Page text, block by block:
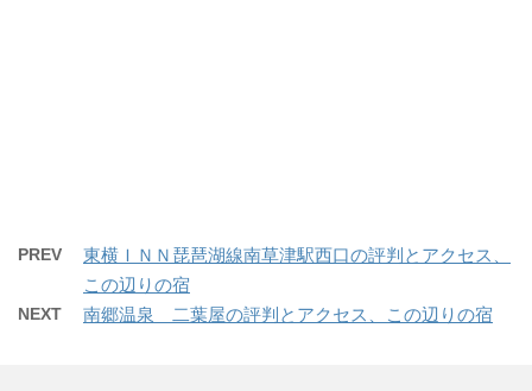
PREV
東横ＩＮＮ琵琶湖線南草津駅西口の評判とアクセス、
この辺りの宿
NEXT 南郷温泉 二葉屋の評判とアクセス、この辺りの宿